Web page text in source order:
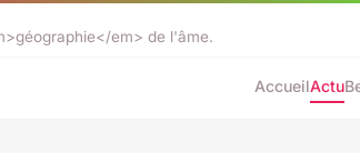
em> de l'âme.
AccueilActu